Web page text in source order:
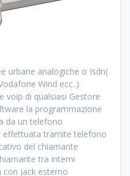
urbane analogiche o Isdn(
Wind ecc..)
voip di qualsiasi Gestore
la programmazione
da un telefono
effettuata tramite telefono
del chiamante
tra interni
con jack esterno